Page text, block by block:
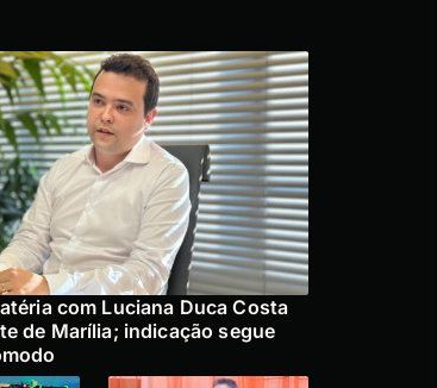
com Luciana Duca Costa
de Marília; indicação segue